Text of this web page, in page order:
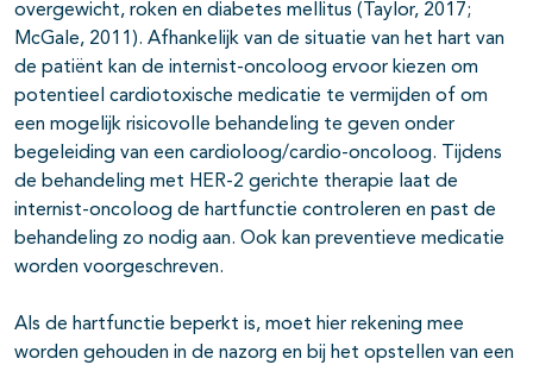
overgewicht, roken en diabetes mellitus (Taylor, 2017;
McGale, 2011). Afhankelijk van de situatie van het hart van
de patiënt kan de internist-oncoloog ervoor kiezen om
potentieel cardiotoxische medicatie te vermijden of om
een mogelijk risicovolle behandeling te geven onder
begeleiding van een cardioloog/cardio-oncoloog. Tijdens
de behandeling met HER-2 gerichte therapie laat de
internist-oncoloog de hartfunctie controleren en past de
behandeling zo nodig aan. Ook kan preventieve medicatie
worden voorgeschreven.
Als de hartfunctie beperkt is, moet hier rekening mee
worden gehouden in de nazorg en bij het opstellen van een